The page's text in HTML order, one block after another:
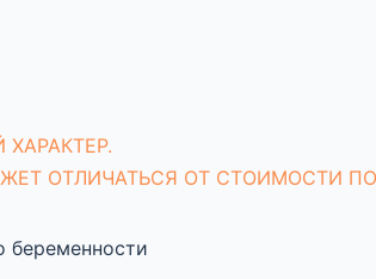
ОТЛИЧАТЬСЯ ОТ СТОИМОСТИ
беременности